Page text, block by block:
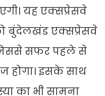
यह एक्सप्रेसवे
बुंदेलखंड एक्सप्रेसवे
सफर पहले से
होगा। इसके साथ
का भी सामना